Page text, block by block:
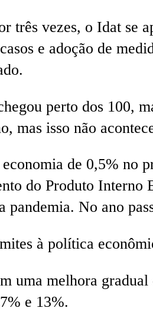
três vezes, o Idat se
e adoção de
perto dos 100,
mas isso não
de 0,5%
do Produto Interno
pandemia. No ano
à política
uma melhora
e 13%.